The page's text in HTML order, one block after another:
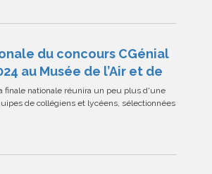
du concours CGénial
au Musée de l’Air et de
finale nationale réunira un peu plus d'une
de collégiens et lycéens, sélectionnées